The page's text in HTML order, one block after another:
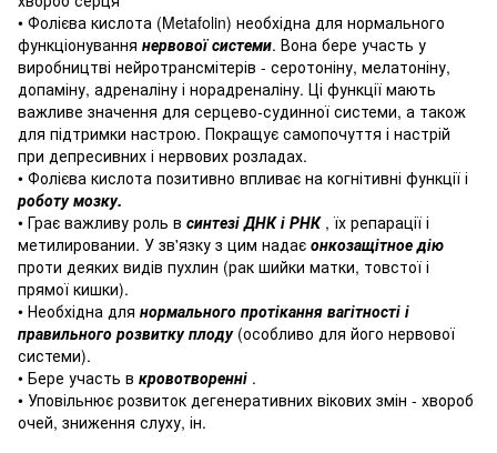
• Фолієва кислота (Metafolin) необхідна для нормального
функціонування нервової системи. Вона бере участь у
виробництві нейротрансмітерів - серотоніну, мелатоніну,
допаміну, адреналіну і норадреналіну. Ці функції мають
важливе значення для серцево-судинної системи, а також
для підтримки настрою. Покращує самопочуття і настрій
при депресивних і нервових розладах.
• Фолієва кислота позитивно впливає на когнітивні функції і
роботу мозку.
• Грає важливу роль в синтезі ДНК і РНК, їх репарації і
метилировании. У зв'язку з цим надає онкозащітное дію
проти деяких видів пухлин (рак шийки матки, товстої і
прямої кишки).
• Необхідна для нормального протікання вагітності і
правильного розвитку плоду(особливо для його нервової
системи).
• Бере участь в кровотворенні .
• Уповільнює розвиток дегенеративних вікових змін - хвороб
очей, зниження слуху, ін.